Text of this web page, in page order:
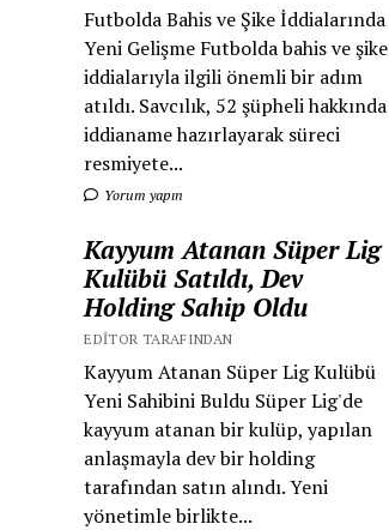
Futbolda Bahis ve Şike İddialarında
Yeni Gelişme Futbolda bahis ve şike
iddialarıyla ilgili önemli bir adım
atıldı. Savcılık, 52 şüpheli hakkında
iddianame hazırlayarak süreci
resmiyete...
Yorum yapın
Kayyum Atanan Süper Lig
Kulübü Satıldı, Dev
Holding Sahip Oldu
EDITOR TARAFINDAN
Kayyum Atanan Süper Lig Kulübü
Yeni Sahibini Buldu Süper Lig'de
kayyum atanan bir kulüp, yapılan
anlaşmayla dev bir holding
tarafından satın alındı. Yeni
yönetimle birlikte...